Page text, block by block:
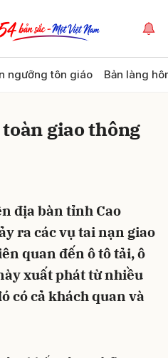
ngưỡng tôn giáo Bản làng
giao thông
địa bàn tỉnh Cao
ra các vụ tai nạn giao
quan đến ô tô tải, ô
xuất phát từ nhiều
có cả khách quan và
Hủy